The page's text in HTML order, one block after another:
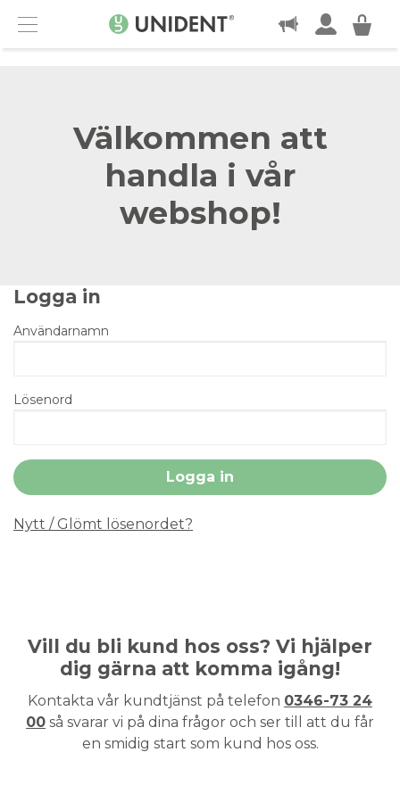
Menu
KONTAKT
Välkommen att
handla i vår
webshop!
Logga in
Användarnamn
Lösenord
Nytt / Glömt lösenordet?
Vill du bli kund hos oss? Vi hjälper
dig gärna att komma igång!
Kontakta vår kundtjänst på telefon 0346-73 24
00 så svarar vi på dina frågor och ser till att du får
en smidig start som kund hos oss.